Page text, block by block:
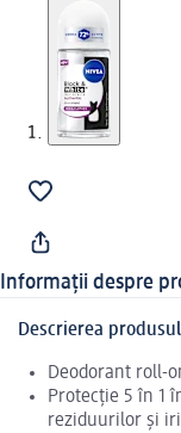
Informații despre
Descrierea
Deodorant roll-
Protecție 5 în 1
reziduurilor și